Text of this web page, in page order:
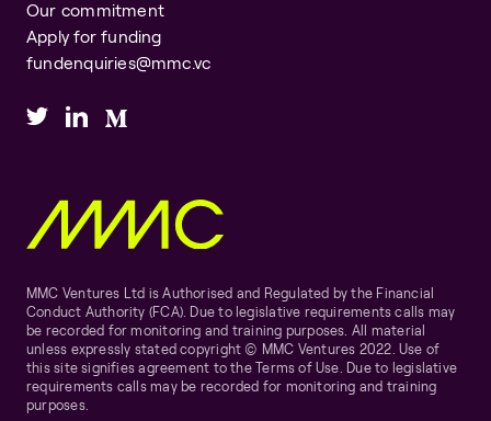
Our commitment
Apply for funding
fundenquiries@mmc.vc
MMC Ventures Ltd is Authorised and Regulated by the Financial
Conduct Authority (FCA). Due to legislative requirements calls may
be recorded for monitoring and training purposes. All material
unless expressly stated copyright © MMC Ventures 2022. Use of
this site signifies agreement to the Terms of Use. Due to legislative
requirements calls may be recorded for monitoring and training
purposes.